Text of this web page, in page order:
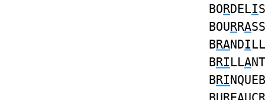
BORDELIS
BOURRA
BRANDI
BRILLA
BRINQUEB